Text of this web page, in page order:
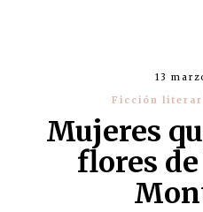
13
Ficción
Mujeres
flores de